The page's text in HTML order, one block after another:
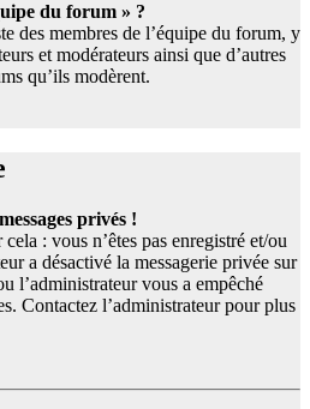
du forum » ?
des membres de l’équipe du forum, y
et modérateurs ainsi que d’autres
qu’ils modèrent.
privés !
: vous n’êtes pas enregistré et/ou
a désactivé la messagerie privée sur
l’administrateur vous a empêché
Contactez l’administrateur pour plus